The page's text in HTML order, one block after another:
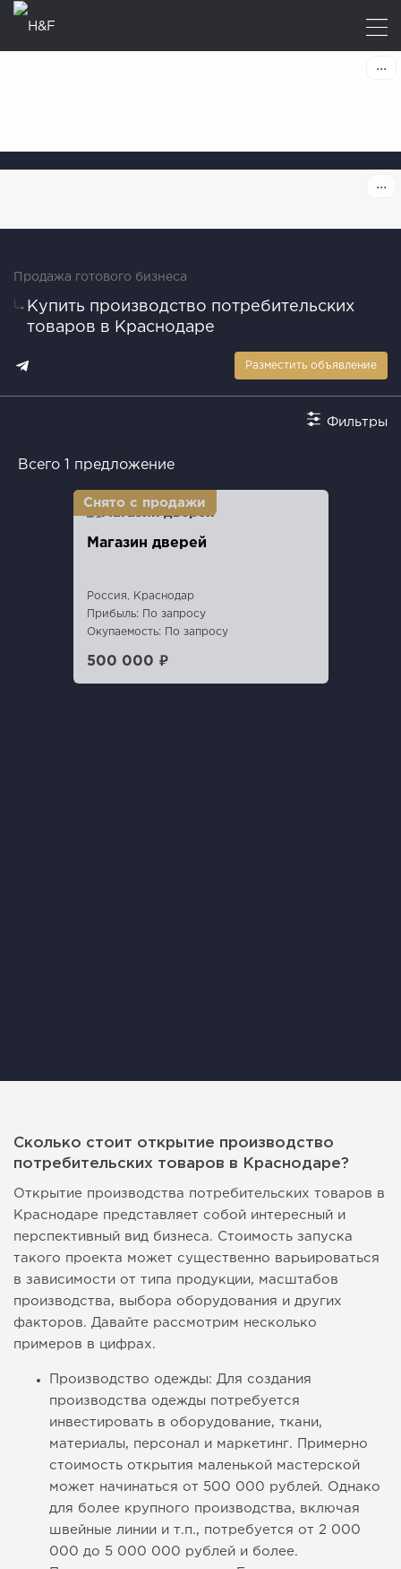
Продажа готового бизнеса
Купить производство потребительских
товаров в Краснодаре
Разместить объявление
Фильтры
Всего 1 предложение
Магазин дверей
Россия, Краснодар
Прибыль: По запросу
Окупаемость: По запросу
500 000 ₽
Сколько стоит открытие производство
потребительских товаров в Краснодаре?
Открытие производства потребительских товаров в
Краснодаре представляет собой интересный и
перспективный вид бизнеса. Стоимость запуска
такого проекта может существенно варьироваться
в зависимости от типа продукции, масштабов
производства, выбора оборудования и других
факторов. Давайте рассмотрим несколько
примеров в цифрах.
Производство одежды: Для создания
производства одежды потребуется
инвестировать в оборудование, ткани,
материалы, персонал и маркетинг. Примерно
стоимость открытия маленькой мастерской
может начинаться от 500 000 рублей. Однако
для более крупного производства, включая
швейные линии и т.п., потребуется от 2 000
000 до 5 000 000 рублей и более.